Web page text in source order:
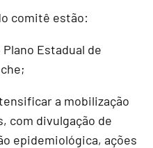
comitê estão:
Estadual de
a mobilização
com divulgação de
epidemiológica, ações